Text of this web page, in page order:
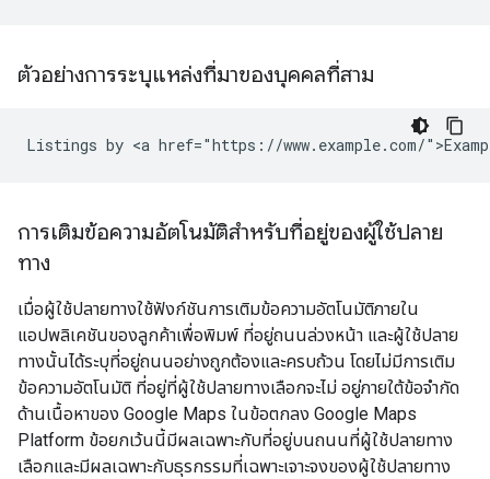
ตัวอย่างการระบุแหล่งที่มาของบุคคลที่สาม
Listings by <a href="https://www.example.com/
การเติมข้อความอัตโนมัติสำหรับที่อยู่ของผู้ใช้ปลาย
ทาง
เมื่อผู้ใช้ปลายทางใช้ฟังก์ชันการเติมข้อความอัตโนมัติภายใน
แอปพลิเคชันของลูกค้าเพื่อพิมพ์ ที่อยู่ถนนล่วงหน้า และผู้ใช้ปลาย
ทางนั้นได้ระบุที่อยู่ถนนอย่างถูกต้องและครบถ้วน โดยไม่มีการเติม
ข้อความอัตโนมัติ ที่อยู่ที่ผู้ใช้ปลายทางเลือกจะไม่ อยู่ภายใต้ข้อจำกัด
ด้านเนื้อหาของ Google Maps ในข้อตกลง Google Maps
Platform ข้อยกเว้นนี้มีผลเฉพาะกับที่อยู่บนถนนที่ผู้ใช้ปลายทาง
เลือกและมีผลเฉพาะกับธุรกรรมที่เฉพาะเจาะจงของผู้ใช้ปลายทาง